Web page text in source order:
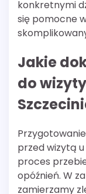
konkretnymi
się pomocne
Jakie
do
przed wizytą
proces
opóźnień. W
zamierzamy